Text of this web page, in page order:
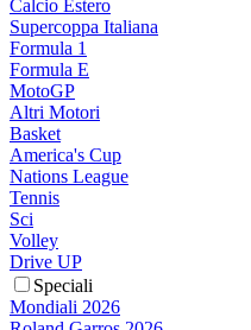
Calcio Estero
Supercoppa Italiana
Formula 1
Formula E
MotoGP
Altri Motori
Basket
America's Cup
Nations League
Tennis
Sci
Volley
Drive UP
Speciali
Mondiali 2026